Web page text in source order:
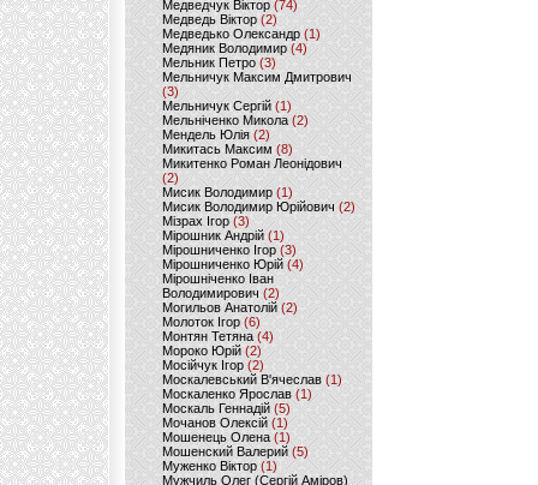
Медведчук Віктор(74)
Медведь Віктор (2)
Медведько Олександр (1)
Медяник Володимир(4)
Мельник Петро (3)
Мельничук Максим Дмитрович
(3)
Мельничук Сергій (1)
Мельніченко Микола (2)
Мендель Юлія (2)
Микитась Максим (8)
Микитенко Роман Леонідович
(2)
Мисик Володимир (1)
Мисик Володимир Юрійович(2)
Мізрах Ігор(3)
Мірошник Андрій(1)
Мірошниченко Ігор (3)
Мірошниченко Юрій(4)
Мірошніченко Іван
Володимирович (2)
Могильов Анатолій (2)
Молоток Ігор (6)
Монтян Тетяна (4)
Мороко Юрій(2)
Мосійчук Ігор (2)
Москалевський В'ячеслав (1)
Москаленко Ярослав (1)
Москаль Геннадій (5)
Мочанов Олексій(1)
Мошенець Олена(1)
Мошенский Валерий (5)
Муженко Віктор (1)
Мужчиль Олег (Сергій Аміров)